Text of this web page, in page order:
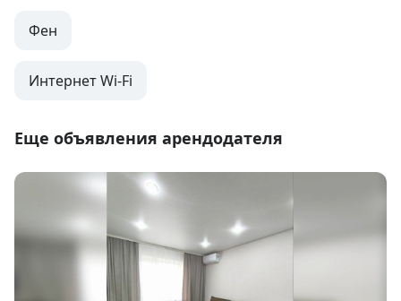
Фен
Интернет Wi-Fi
Еще объявления арендодателя